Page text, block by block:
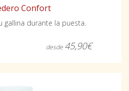
Confort
gallina durante la puesta.
desde 45,90€